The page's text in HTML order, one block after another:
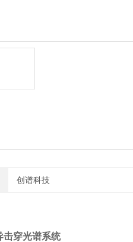
创谱科技
击穿光谱系统